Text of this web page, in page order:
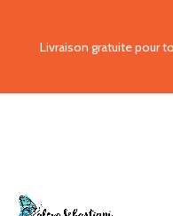
Livraison gratuite pour